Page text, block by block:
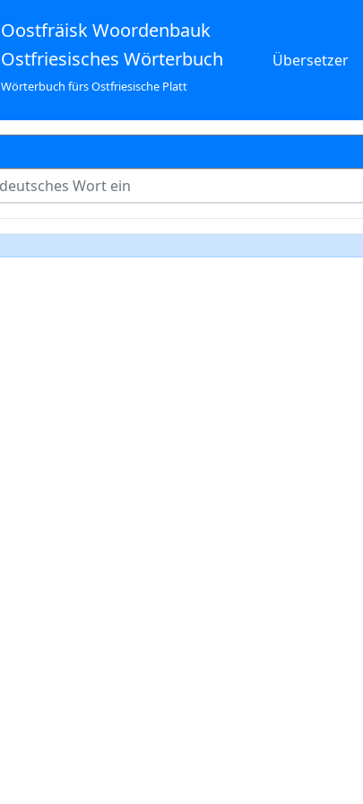
Oostfräisk Woordenbauk
Ostfriesisches Wörterbuch
Wörterbuch fürs Ostfriesische Platt
Übersetzer